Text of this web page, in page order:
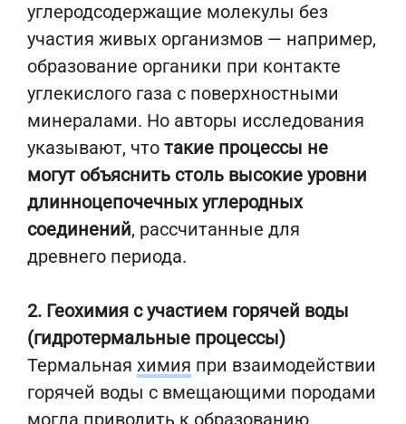
углеродсодержащие молекулы без
участия живых организмов — например,
образование органики при контакте
углекислого газа с поверхностными
минералами. Но авторы исследования
указывают, что такие процессы не
могут объяснить столь высокие уровни
длинноцепочечных углеродных
соединений, рассчитанные для
древнего периода.
2. Геохимия с участием горячей воды
(гидротермальные процессы)
Термальная химия при взаимодействии
горячей воды с вмещающими породами
могла приводить к образованию